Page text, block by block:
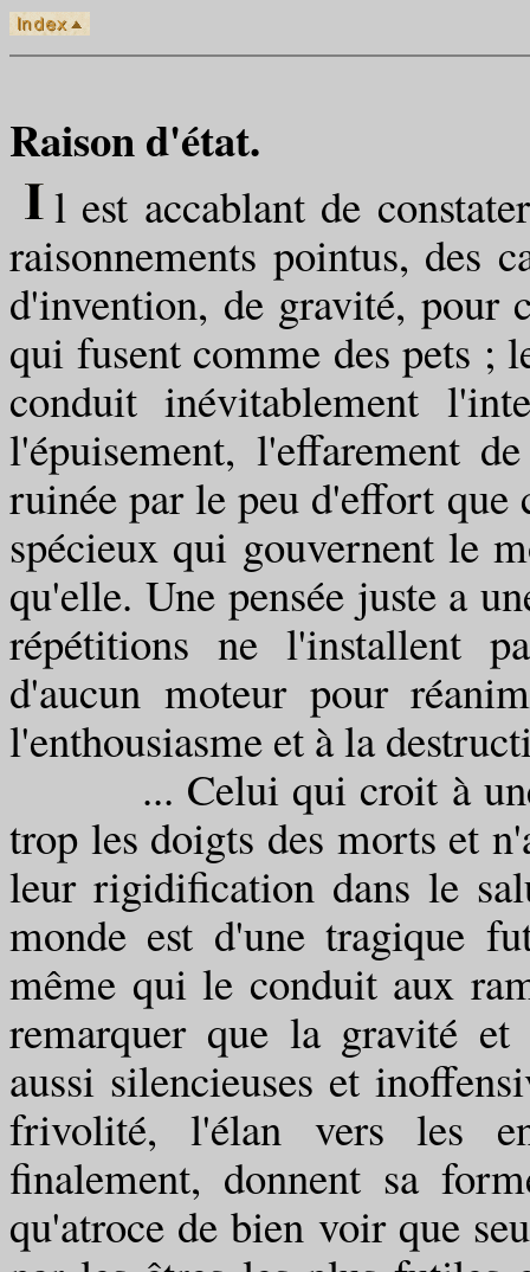
Raison d'état.
l est accablant de
raisonnements pointus, des
d'invention, de gravité, pour
qui fusent comme des pets ;
conduit inévitablement
l'épuisement, l'effarement
ruinée par le peu d'effort que
spécieux qui gouvernent le
qu'elle. Une pensée juste a
répétitions ne l'installent
d'aucun moteur pour
l'enthousiasme et à la
... Celui qui croit à une
trop les doigts des morts et
leur rigidification dans le
monde est d'une tragique
même qui le conduit aux
remarquer que la gravité et
aussi silencieuses et
frivolité, l'élan vers les
finalement, donnent sa
qu'atroce de bien voir que